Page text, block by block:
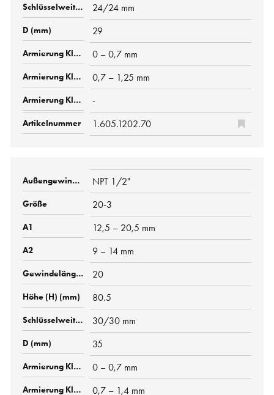
24/24 mm
29
0 – 0,7 mm
0,7 – 1,25 mm
-
1.605.1202.70
NPT 1/2"
20-3
12,5 – 20,5 mm
9 – 14 mm
20
80.5
30/30 mm
35
0 – 0,7 mm
0,7 – 1,4 mm